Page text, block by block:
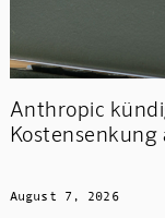
Anthropic
Kostensenkung
August 7, 2026